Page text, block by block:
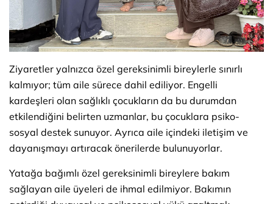
Ziyaretler yalnızca özel gereksinimli bireylerle sınırlı
kalmıyor; tüm aile sürece dahil ediliyor. Engelli
kardeşleri olan sağlıklı çocukların da bu durumdan
etkilendiğini belirten uzmanlar, bu çocuklara psiko-
sosyal destek sunuyor. Ayrıca aile içindeki iletişim ve
dayanışmayı artıracak önerilerde bulunuyorlar.
Yatağa bağımlı özel gereksinimli bireylere bakım
sağlayan aile üyeleri de ihmal edilmiyor. Bakımın